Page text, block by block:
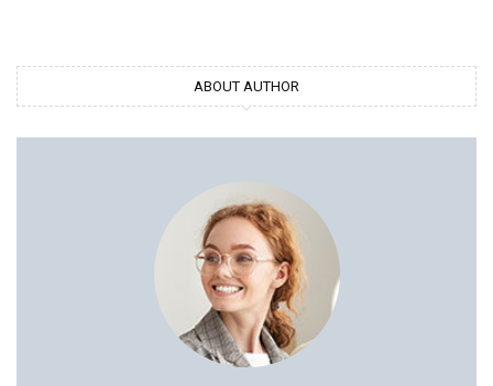
ABOUT AUTHOR